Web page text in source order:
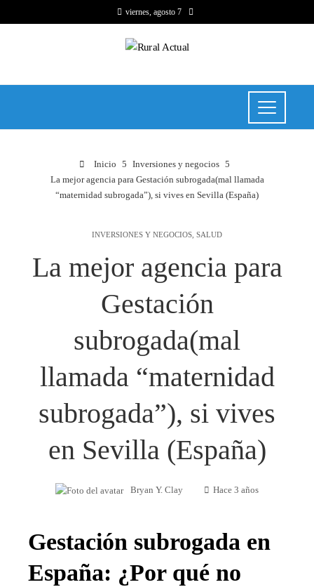
viernes, agosto 7
Inicio
Inversiones y negocios
La mejor agencia para Gestación subrogada(mal llamada
“maternidad subrogada”), si vives en Sevilla (España)
INVERSIONES Y NEGOCIOS SALUD
La mejor agencia para
Gestación
subrogada(mal
llamada “maternidad
subrogada”), si vives
en Sevilla (España)
Bryan Y. Clay Hace 3 años
Gestación subrogada en
España: ¿Por qué no